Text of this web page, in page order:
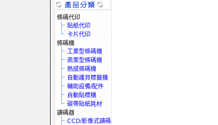
條碼代印
貼紙代印
卡片代印
條碼機
工業型條碼機
商業型條碼機
熱感條碼機
自動護貝標籤機
輔助設備/配件
自動貼標機
碳帶貼紙耗材
讀碼器
CCD/影像式讀碼器